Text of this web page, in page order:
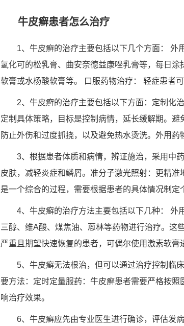
牛皮癣患者怎么治疗
1、牛皮癣的治疗主要包括以下几个方面： 外
氢化可的松乳膏、曲安奈德益康唑乳膏等，每日
软膏或水杨酸软膏等。 口服药物治疗： 轻症患者
2、牛皮癣的治疗主要包括以下方面：定制化
定制具体策略，目标是控制病情，延长缓解期。避
防止外伤和过度抓挠，以及避免热水烫洗。外用
3、根据患者体质和病情，辨证施治，采用中
皮肤，减轻炎症和鳞屑。准分子激光照射：更精
是一个综合的过程，需要根据患者的具体情况制定
4、牛皮癣的治疗方法主要包括以下几种： 外
三醇、维A酸、煤焦油、蒽林等药物进行治疗。这
严重且期望快速恢复的患者，可偶尔使用激素软膏
5、牛皮癣无法根治，但可以通过治疗控制临
要方法：定时定量服药：牛皮癣患者需要严格按
响治疗效果。
6、牛皮癣应先由专业医生进行确诊，评估发